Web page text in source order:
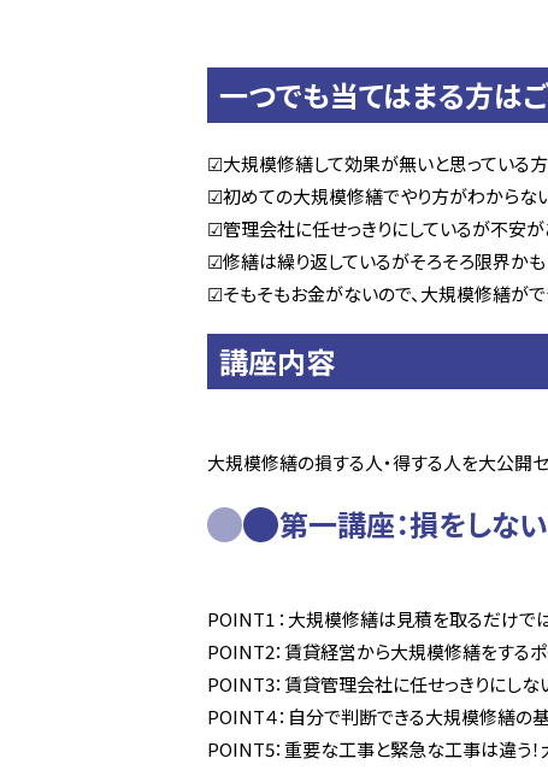
一つでも当てはまる方は
☑大規模修繕して効果が無いと思っている方
☑初めての大規模修繕でやり方がわからな
☑管理会社に任せっきりにしているが不安が
☑修繕は繰り返しているがそろそろ限界か
☑そもそもお金がないので、大規模修繕が
講座内容
大規模修繕の損する人・得する人を大公開
第一講座：損をしな
POINT1 ：大規模修繕は見積を取るだけで
POINT2：賃貸経営から大規模修繕をする
POINT3：賃貸管理会社に任せっきりにし
POINT４：自分で判断できる大規模修繕の
POINT5：重要な工事と緊急な工事は違う